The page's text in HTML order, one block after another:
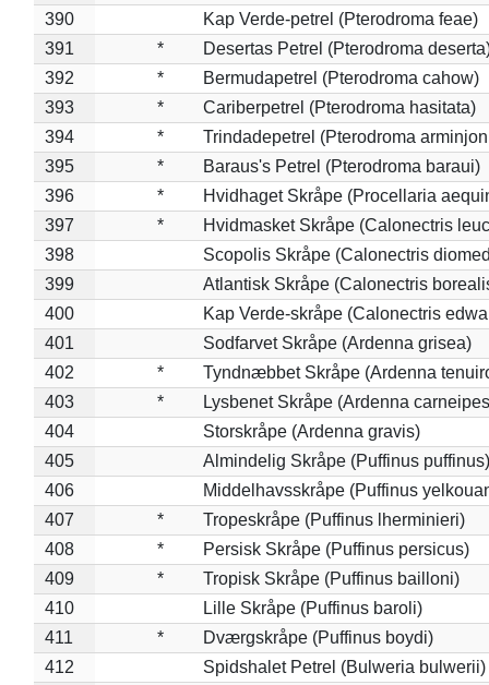
390
Kap Verde-petrel (Pterodroma feae)
391
*
Desertas Petrel (Pterodroma
392
*
Bermudapetrel (Pterodroma cahow)
393
*
Cariberpetrel (Pterodroma hasitata)
394
*
Trindadepetrel (Pterodroma
395
*
Baraus's Petrel (Pterodroma baraui)
396
*
Hvidhaget Skråpe (Procellaria
397
*
Hvidmasket Skråpe (Calonectris
398
Scopolis Skråpe (Calonectris
399
Atlantisk Skråpe (Calonectris
400
Kap Verde-skråpe (Calonectris
401
Sodfarvet Skråpe (Ardenna grisea)
402
*
Tyndnæbbet Skråpe (Ardenna
403
*
Lysbenet Skråpe (Ardenna
404
Storskråpe (Ardenna gravis)
405
Almindelig Skråpe (Puffinus puffinus)
406
Middelhavsskråpe (Puffinus
407
*
Tropeskråpe (Puffinus lherminieri)
408
*
Persisk Skråpe (Puffinus persicus)
409
*
Tropisk Skråpe (Puffinus bailloni)
410
Lille Skråpe (Puffinus baroli)
411
*
Dværgskråpe (Puffinus boydi)
412
Spidshalet Petrel (Bulweria bulwerii)